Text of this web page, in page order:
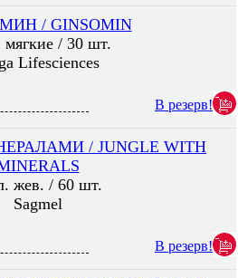
/ GINSOMIN
мягкие / 30 шт.
Lifesciences
В резерв!
/ JUNGLE WITH
жев. / 60 шт.
Sagmel
В резерв!